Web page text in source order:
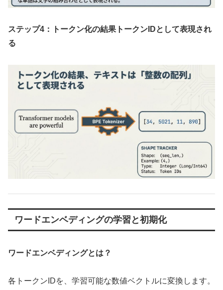
ステップ4：トークン化の結果トークンIDとして表現され
る
ワードエンベディングの学習と初期化
ワードエンベディングとは？
各トークンIDを、学習可能な数値ベクトルに変換します。